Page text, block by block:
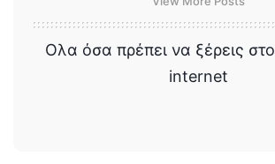
Ολα όσα πρέπει να ξέρεις
internet